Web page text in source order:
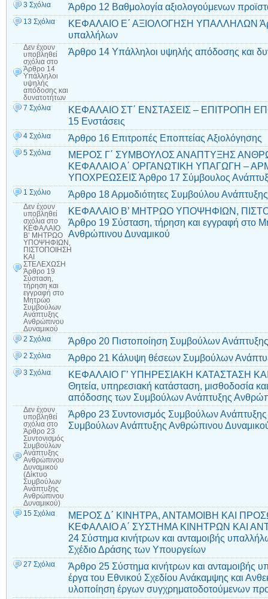
3 Σχόλια Άρθρο 12 Βαθμολογία αξιολογούμενων
13 Σχόλια
ΚΕΦΑΛΑΙΟ Ε΄ ΑΞΙΟΛΟΓΗΣΗ ΥΠΑΛΛΗΛΩΝ
υπαλλήλων
Δεν έχουν
υποβληθεί
σχόλια στο
Άρθρο 14
Υπάλληλοι
υψηλής
απόδοσης και
δυνατοτήτων
Άρθρο 14 Υπάλληλοι υψηλής απόδοσης και
7 Σχόλια
ΚΕΦΑΛΑΙΟ ΣΤ΄ ΕΝΣΤΑΣΕΙΣ – ΕΠΙΤΡΟΠΗ
15 Ενστάσεις
4 Σχόλια Άρθρο 16 Επιτροπές Εποπτείας Αξιολόγησης
5 Σχόλια
ΜΕΡΟΣ Γ΄ ΣΥΜΒΟΥΛΟΣ ΑΝΑΠΤΥΞΗΣ
ΚΕΦΑΛΑΙΟ Α΄ ΟΡΓΑΝΩΤΙΚΗ ΥΠΑΓΩΓΗ –
ΥΠΟΧΡΕΩΣΕΙΣ Άρθρο 17 Σύμβουλος
1 Σχόλιο Άρθρο 18 Αρμοδιότητες Συμβούλου
Δεν έχουν
υποβληθεί
σχόλια στο
ΚΕΦΑΛΑΙΟ
Β’ ΜΗΤΡΩΟ
ΥΠΟΨΗΦΙΩΝ,
ΠΙΣΤΟΠΟΙΗΣΗ
ΚΑΙ
ΣΤΕΛΕΧΩΣΗ
Άρθρο 19
Σύσταση,
τήρηση και
εγγραφή στο
Μητρώο
Συμβούλων
Ανάπτυξης
Ανθρώπινου
Δυναμικού
ΚΕΦΑΛΑΙΟ Β’ ΜΗΤΡΩΟ ΥΠΟΨΗΦΙΩΝ,
Άρθρο 19 Σύσταση, τήρηση και εγγραφή στο
Ανθρώπινου Δυναμικού
2 Σχόλια Άρθρο 20 Πιστοποίηση Συμβούλων
2 Σχόλια Άρθρο 21 Κάλυψη θέσεων Συμβούλων
3 Σχόλια
ΚΕΦΑΛΑΙΟ Γ’ ΥΠΗΡΕΣΙΑΚΗ ΚΑΤΑΣΤΑΣΗ
Θητεία, υπηρεσιακή κατάσταση, μισθοδοσία
απόδοσης των Συμβούλων Ανάπτυξης
Δεν έχουν
υποβληθεί
σχόλια στο
Άρθρο 23
Συντονισμός
Συμβούλων
Ανάπτυξης
Ανθρώπινου
Δυναμικού
(Δίκτυο
Συμβούλων
Ανάπτυξης
Ανθρώπινου
Δυναμικού)
Άρθρο 23 Συντονισμός Συμβούλων
Συμβούλων Ανάπτυξης Ανθρώπινου
15 Σχόλια
ΜΕΡΟΣ Δ΄ ΚΙΝΗΤΡΑ, ΑΝΤΑΜΟΙΒΗ ΚΑΙ
ΚΕΦΑΛΑΙΟ Α΄ ΣΥΣΤΗΜΑ ΚΙΝΗΤΡΩΝ ΚΑΙ
24 Σύστημα κινήτρων και ανταμοιβής
Σχέδιο Δράσης των Υπουργείων
27 Σχόλια
Άρθρο 25 Σύστημα κινήτρων και ανταμοιβής
έργα του Εθνικού Σχεδίου Ανάκαμψης και
υλοποίηση έργων συγχρηματοδοτούμενων